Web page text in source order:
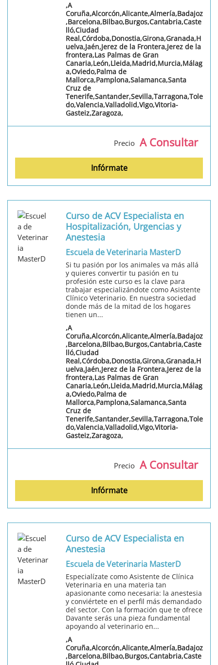
,A
Coruña,Alcorcón,Alicante,Almería,Badajoz
,Barcelona,Bilbao,Burgos,Cantabria,Caste
lló,Ciudad
Real,Córdoba,Donostia,Girona,Granada,H
uelva,Jaén,Jerez de la Frontera,Jerez de la
frontera,Las Palmas de Gran
Canaria,León,Lleida,Madrid,Murcia,Málag
a,Oviedo,Palma de
Mallorca,Pamplona,Salamanca,Santa
Cruz de
Tenerife,Santander,Sevilla,Tarragona,Tole
do,Valencia,Valladolid,Vigo,Vitoria-
Gasteiz,Zaragoza,
Precio A Consultar
Infórmate
Curso de ACV Especialista en
Hospitalización, Urgencias y
Anestesia
Escuela de Veterinaria MasterD
Si tu pasión por los animales va más allá
y quieres convertir tu pasión en tu
profesión este curso es la clave para
trabajar especializándote como Asistente
Clínico Veterinario. En nuestra sociedad
donde más de la mitad de los hogares
tienen un...
,A
Coruña,Alcorcón,Alicante,Almería,Badajoz
,Barcelona,Bilbao,Burgos,Cantabria,Caste
lló,Ciudad
Real,Córdoba,Donostia,Girona,Granada,H
uelva,Jaén,Jerez de la Frontera,Jerez de la
frontera,Las Palmas de Gran
Canaria,León,Lleida,Madrid,Murcia,Málag
a,Oviedo,Palma de
Mallorca,Pamplona,Salamanca,Santa
Cruz de
Tenerife,Santander,Sevilla,Tarragona,Tole
do,Valencia,Valladolid,Vigo,Vitoria-
Gasteiz,Zaragoza,
Precio A Consultar
Infórmate
Curso de ACV Especialista en
Anestesia
Escuela de Veterinaria MasterD
Especialízate como Asistente de Clínica
Veterinaria en una materia tan
apasionante como necesaria: la anestesia
y conviértete en el perfil más demandado
del sector. Con la formación que te ofrece
Davante serás una pieza fundamental
apoyando al veterinario en...
,A
Coruña,Alcorcón,Alicante,Almería,Badajoz
,Barcelona,Bilbao,Burgos,Cantabria,Caste